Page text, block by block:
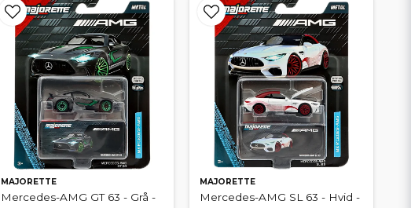
MAJORETTE
Mercedes-AMG GT 63 - Grå -
MAJORETTE
Mercedes-AMG SL 63 - Hvid -